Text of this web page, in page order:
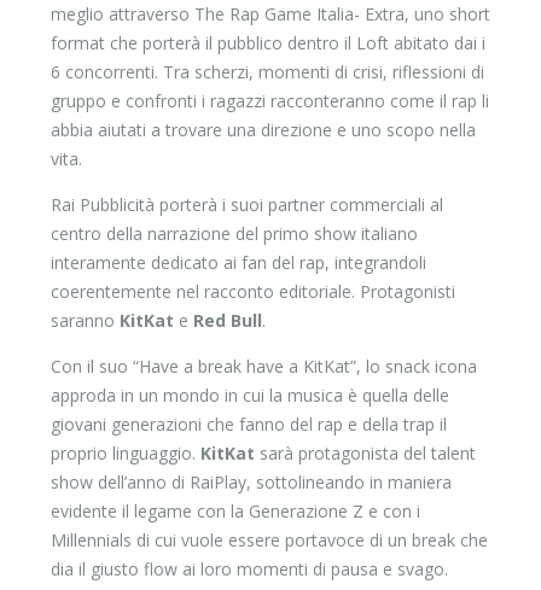
meglio attraverso The Rap Game Italia- Extra, uno short
format che porterà il pubblico dentro il Loft abitato dai i
6 concorrenti. Tra scherzi, momenti di crisi, riflessioni di
gruppo e confronti i ragazzi racconteranno come il rap li
abbia aiutati a trovare una direzione e uno scopo nella
vita.
Rai Pubblicità porterà i suoi partner commerciali al
centro della narrazione del primo show italiano
interamente dedicato ai fan del rap, integrandoli
coerentemente nel racconto editoriale. Protagonisti
saranno KitKat e Red Bull.
Con il suo “Have a break have a KitKat”, lo snack icona
approda in un mondo in cui la musica è quella delle
giovani generazioni che fanno del rap e della trap il
proprio linguaggio. KitKat sarà protagonista del talent
show dell’anno di RaiPlay, sottolineando in maniera
evidente il legame con la Generazione Z e con i
Millennials di cui vuole essere portavoce di un break che
dia il giusto flow ai loro momenti di pausa e svago.